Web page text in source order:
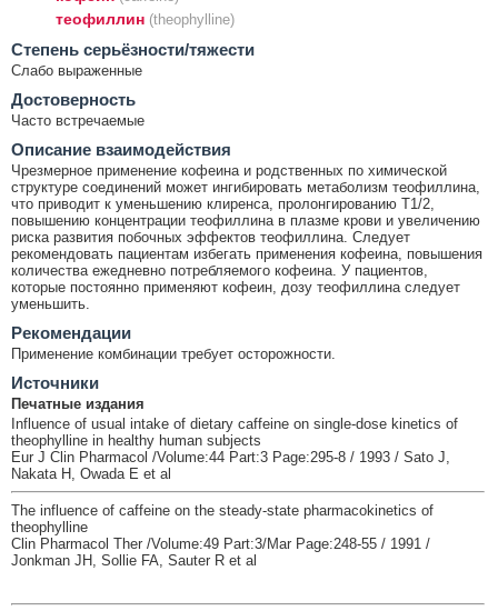
теофиллин (theophylline)
Cтепень серьёзности/тяжести
Слабо выраженные
Достоверность
Часто встречаемые
Описание взаимодействия
Чрезмерное применение кофеина и родственных по химической
структуре соединений может ингибировать метаболизм теофиллина,
что приводит к уменьшению клиренса, пролонгированию T1/2,
повышению концентрации теофиллина в плазме крови и увеличению
риска развития побочных эффектов теофиллина. Следует
рекомендовать пациентам избегать применения кофеина, повышения
количества ежедневно потребляемого кофеина. У пациентов,
которые постоянно применяют кофеин, дозу теофиллина следует
уменьшить.
Рекомендации
Применение комбинации требует осторожности.
Источники
Печатные издания
Influence of usual intake of dietary caffeine on single-dose kinetics of
theophylline in healthy human subjects
Eur J Clin Pharmacol /Volume:44 Part:3 Page:295-8 / 1993 / Sato J,
Nakata H, Owada E et al
The influence of caffeine on the steady-state pharmacokinetics of
theophylline
Clin Pharmacol Ther /Volume:49 Part:3/Mar Page:248-55 / 1991 /
Jonkman JH, Sollie FA, Sauter R et al